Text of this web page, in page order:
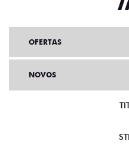
OFERTAS
NOVOS